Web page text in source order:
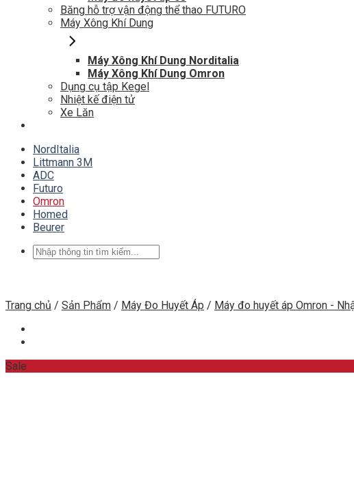
Băng hỗ trợ vận động thể thao FUTURO
Máy Xông Khí Dung
Máy Xông Khí Dung Norditalia
Máy Xông Khí Dung Omron
Dụng cụ tập Kegel
Nhiệt kế điện tử
Xe Lăn
NordItalia
Littmann 3M
ADC
Futuro
Omron
Homed
Beurer
Tìm
kiếm:
Trang chủ / Sản Phẩm / Máy Đo Huyết Áp / Máy đo huyết áp Omron -
Sale